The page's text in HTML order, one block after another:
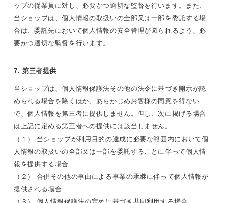
ップの従業員に対し、必要かつ適切な監督を行います。また、
当ショップは、個人情報の取扱いの全部又は一部を委託する場
合は、委託先において個人情報の安全管理が図られるよう、必
要かつ適切な監督を行います。
7. 第三者提供
当ショップは、個人情報保護法その他の法令に基づき開示が認
められる場合を除くほか、あらかじめお客様の同意を得ない
で、個人情報を第三者に提供しません。但し、次に掲げる場合
は上記に定める第三者への提供には該当しません。
（１） 当ショップが利用目的の達成に必要な範囲内において個
人情報の取扱いの全部又は一部を委託することに伴って個人情
報を提供する場合
（２） 合併その他の事由による事業の承継に伴って個人情報が
提供される場合